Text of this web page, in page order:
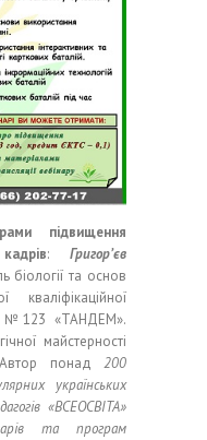
підвищення
:Григор’єв
біології та основ
кваліфікаційної
№123 «ТАНДЕМ».
майстерності
Автор понад 200
українських
«ВСЕОСВІТА»
та програм